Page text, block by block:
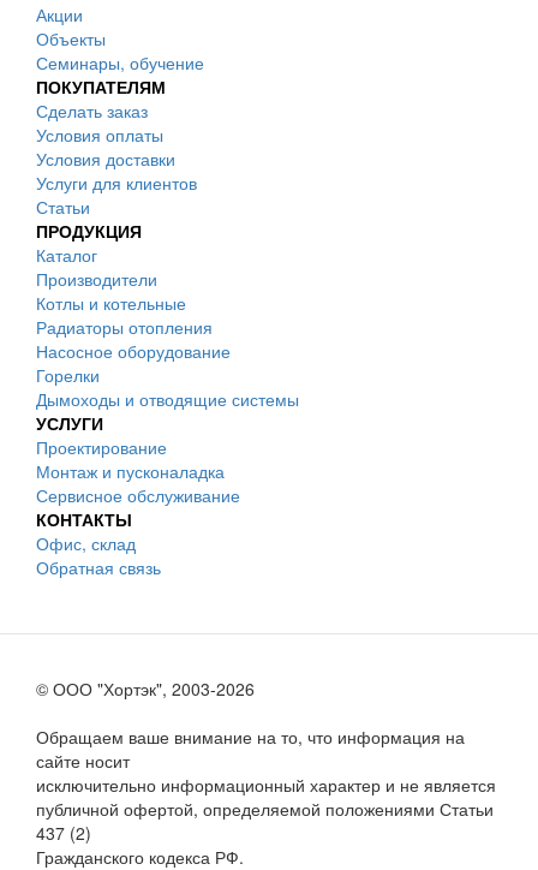
Акции
Объекты
Семинары, обучение
ПОКУПАТЕЛЯМ
Сделать заказ
Условия оплаты
Условия доставки
Услуги для клиентов
Статьи
ПРОДУКЦИЯ
Каталог
Производители
Котлы и котельные
Радиаторы отопления
Насосное оборудование
Горелки
Дымоходы и отводящие системы
УСЛУГИ
Проектирование
Монтаж и пусконаладка
Сервисное обслуживание
КОНТАКТЫ
Офис, склад
Обратная связь
© ООО "Хортэк", 2003-2026
Обращаем ваше внимание на то, что информация на
сайте носит
исключительно информационный характер и не является
публичной офертой, определяемой положениями Статьи
437 (2)
Гражданского кодекса РФ.